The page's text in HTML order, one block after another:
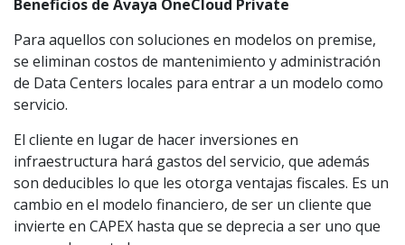
Beneficios de Avaya OneCloud Private
Para aquellos con soluciones en modelos on premise,
se eliminan costos de mantenimiento y administración
de Data Centers locales para entrar a un modelo como
servicio.
El cliente en lugar de hacer inversiones en
infraestructura hará gastos del servicio, que además
son deducibles lo que les otorga ventajas fiscales. Es un
cambio en el modelo financiero, de ser un cliente que
invierte en CAPEX hasta que se deprecia a ser uno que